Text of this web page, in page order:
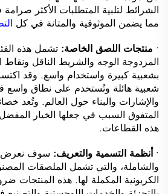
الشرائط لتلبية المتطلبات الأكثر
مما يضمن الموثوقية والمتانة في كل
• منتجات اللصق الخاصة: تشمل هذه
المزدوجة الوجه والشريط الناقل
بشعبية كبيرة واستخدام واسع. وقد
شعبية هائلة وتُستخدم على نطاق واسع
والإشارات والبناء حول العالم. وتُعد
المتفوق السبب في جعلها الخيار
هذه القطاعات.
•أنظمة التسمية والتعريف: سوف نعرض
والشاملة، والتي تشمل الملصقات
الكربونية المكملة لها. هذه المنتجات